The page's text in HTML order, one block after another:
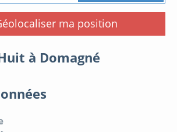
ma position
à Domagné